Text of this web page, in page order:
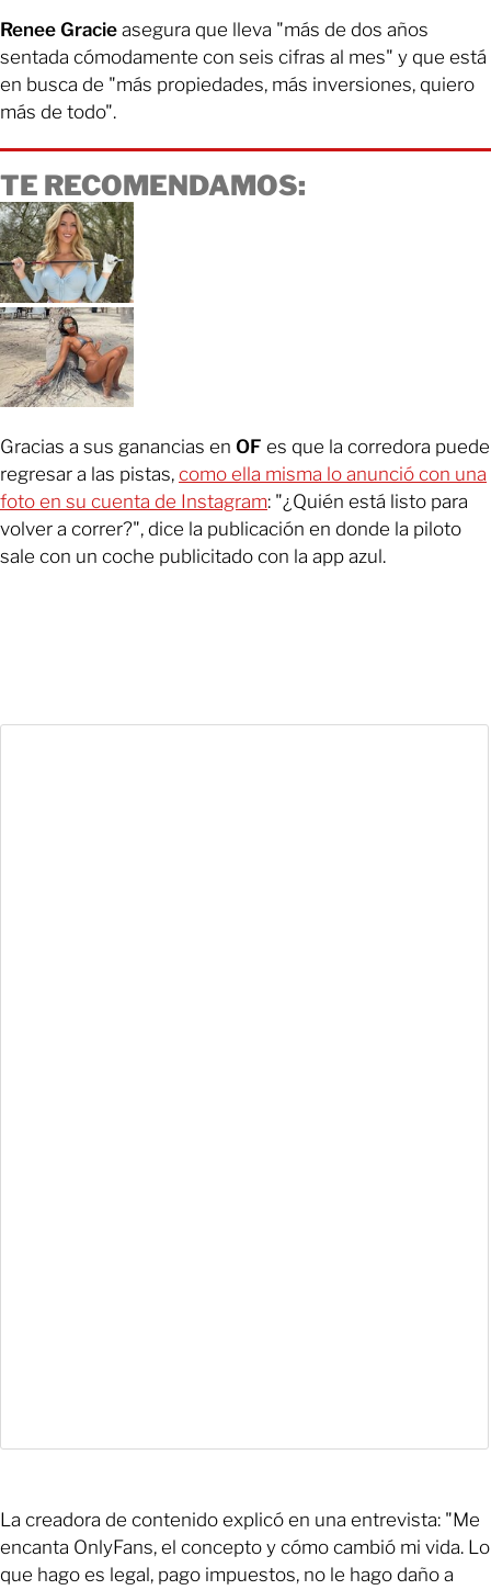
Renee Gracie asegura que lleva "más de dos años
sentada cómodamente con seis cifras al mes" y que está
en busca de "más propiedades, más inversiones, quiero
más de todo".
TE RECOMENDAMOS:
Gracias a sus ganancias en OF es que la corredora puede
regresar a las pistas, como ella misma lo anunció con una
foto en su cuenta de Instagram: "¿Quién está listo para
volver a correr?", dice la publicación en donde la piloto
sale con un coche publicitado con la app azul.
La creadora de contenido explicó en una entrevista: "Me
encanta OnlyFans, el concepto y cómo cambió mi vida. Lo
que hago es legal, pago impuestos, no le hago daño a